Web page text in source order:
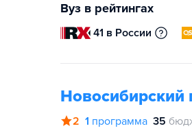
Вуз в рейтингах
41 в России
Новосибирский
2 1 программа 35